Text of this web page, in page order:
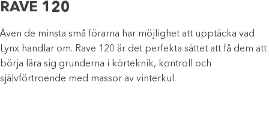
RAVE 120
Även de minsta små förarna har möjlighet att upptäcka vad
Lynx handlar om. Rave 120 är det perfekta sättet att få dem att
börja lära sig grunderna i körteknik, kontroll och
självförtroende med massor av vinterkul.